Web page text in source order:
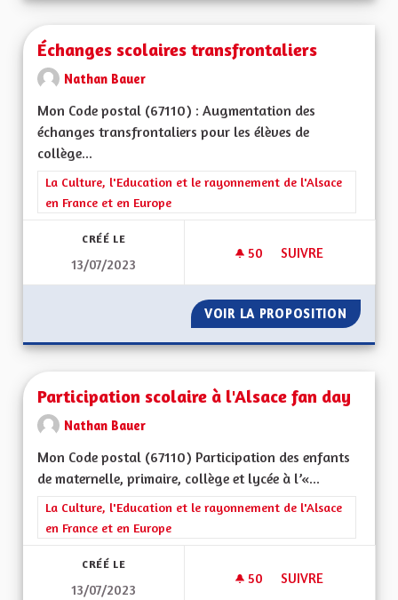
Échanges scolaires transfrontaliers
Nathan Bauer
Mon Code postal (67110) : Augmentation des
échanges transfrontaliers pour les élèves de
collège...
Filtrer les résultats de la catégorie : La Culture, l'Education et
La Culture, l'Education et le rayonnement de l'Alsace
en France et en Europe
CRÉÉ LE
13/07/2023
50 50 ABONNÉS
SUIVRE
VOIR LA PROPOSITION
Participation scolaire à l'Alsace fan day
Nathan Bauer
Mon Code postal (67110) Participation des enfants
de maternelle, primaire, collège et lycée à l’«...
Filtrer les résultats de la catégorie : La Culture, l'Education et
La Culture, l'Education et le rayonnement de l'Alsace
en France et en Europe
CRÉÉ LE
13/07/2023
50 50 ABONNÉS
SUIVRE